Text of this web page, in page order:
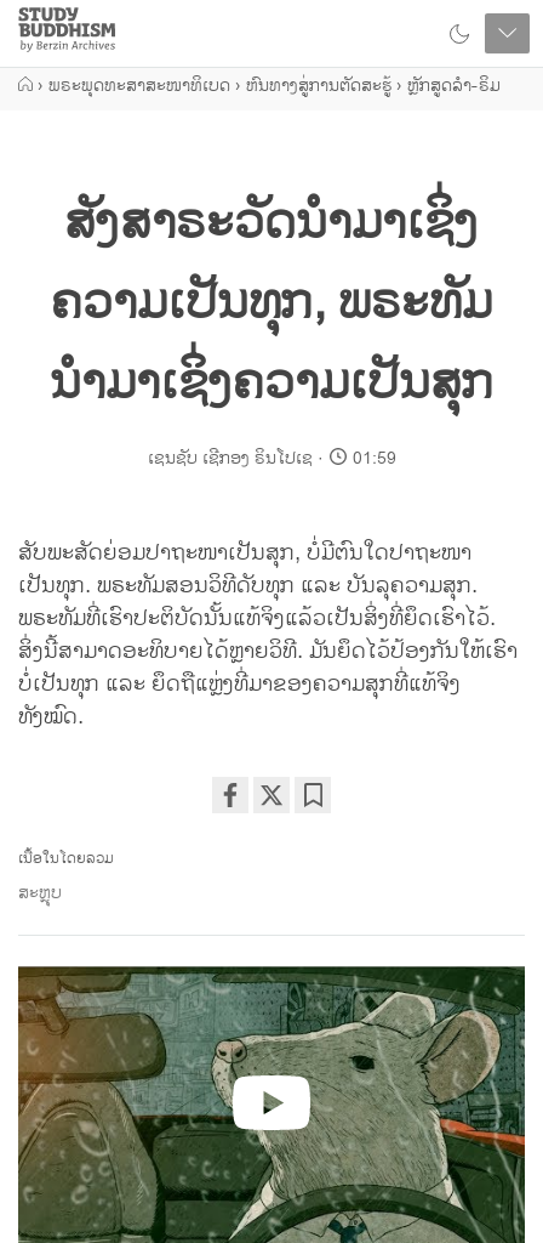
Close
Study
Buddhism
Home
› ພຣະພຸດທະສາສະໜາທິເບດ › ຫົນທາງສູ່ການຕັດສະຮູ້ › ຫຼັກສູດລຳ-ຣິມ
ສັງສາຣະວັດນຳມາເຊິ່ງ
ຄວາມເປັນທຸກ, ພຣະທັມ
ນຳມາເຊິ່ງຄວາມເປັນສຸກ
ເຊນຊັບ ເຊີກອງ ຣິນໂປເຊ 01:59
ສັບພະສັດຍ່ອມປາຖະໜາເປັນສຸກ, ບໍ່ມີຕົນໃດປາຖະໜາ
ເປັນທຸກ. ພຣະທັມສອນວິທີດັບທຸກ ແລະ ບັນລຸຄວາມສຸກ.
ພຣະທັມທີ່ເຮົາປະຕິບັດນັ້ນແທ້ຈິງແລ້ວເປັນສິ່ງທີ່ຍຶດເຮົາໄວ້.
ສິ່ງນີ້ສາມາດອະທິບາຍໄດ້ຫຼາຍວິທີ. ມັນຍຶດໄວ້ປ້ອງກັນໃຫ້ເຮົາ
ບໍ່ເປັນທຸກ ແລະ ຍຶດຖືແຫຼ່ງທີ່ມາຂອງຄວາມສຸກທີ່ແທ້ຈິງ
ທັງໝົດ.
ເນື້ອໃນໂດຍລວມ
ສະຫຼຸບ